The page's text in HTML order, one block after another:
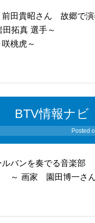
田貴昭さん 故郷で演
田拓真 選手～
桃虎～
BTV情報ナビ
Posted
ルバンを奏でる音楽部
～ 画家 園田博一さ